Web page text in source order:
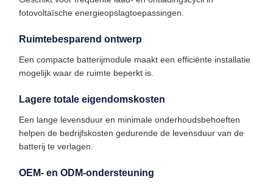
fotovoltaïsche energieopslagtoepassingen.
Ruimtebesparend ontwerp
Een compacte batterijmodule maakt een efficiënte installatie
mogelijk waar de ruimte beperkt is.
Lagere totale eigendomskosten
Een lange levensduur en minimale onderhoudsbehoeften
helpen de bedrijfskosten gedurende de levensduur van de
batterij te verlagen.
OEM- en ODM-ondersteuning